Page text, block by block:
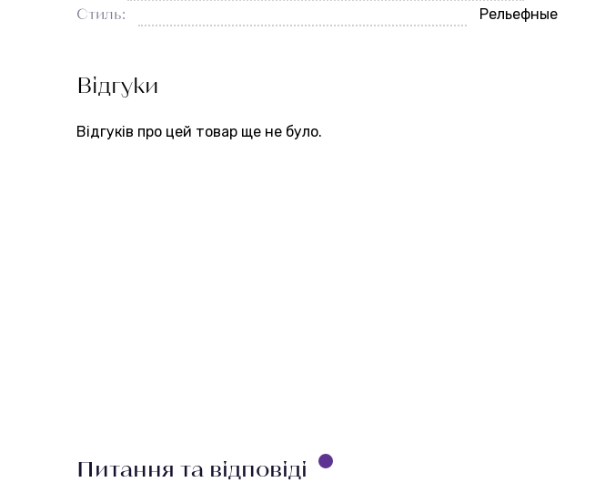
Стиль:
Рельефные
Відгуки
Відгуків про цей товар ще не було.
Питання та відповіді